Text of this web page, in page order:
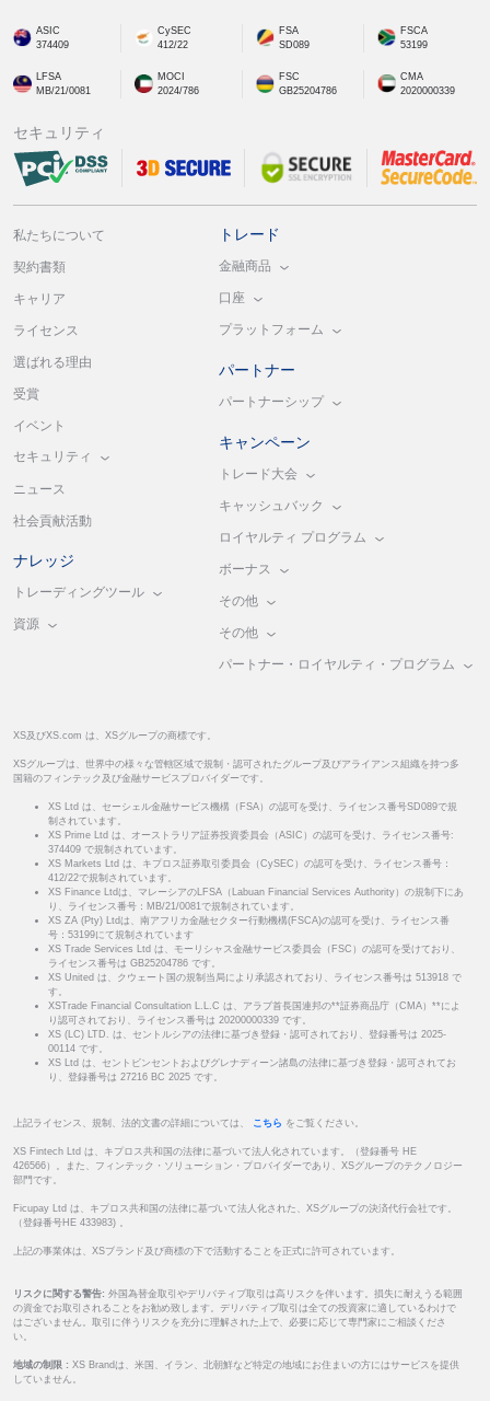
ASIC
374409
CySEC
412/22
FSA
SD089
FSCA
53199
LFSA
MB/21/0081
MOCI
2024/786
FSC
GB25204786
CMA
2020000339
セキュリティ
私たちについて
契約書類
キャリア
ライセンス
選ばれる理由
受賞
イベント
セキュリティ
ニュース
社会貢献活動
ナレッジ
トレーディングツール
資源
トレード
金融商品
口座
プラットフォーム
パートナー
パートナーシップ
キャンペーン
トレード大会
キャッシュバック
ロイヤルティ プログラム
ボーナス
その他
その他
パートナー・ロイヤルティ・プログラム
XS及びXS.com は、XSグループの商標です。
XSグループは、世界中の様々な管轄区域で規制・認可されたグループ及びアライアンス組織を持つ多
国籍のフィンテック及び金融サービスプロバイダーです。
XS Ltd は、セーシェル金融サービス機構（FSA）の認可を受け、ライセンス番号SD089で規
制されています。
XS Prime Ltd は、オーストラリア証券投資委員会（ASIC）の認可を受け、ライセンス番号:
374409 で規制されています。
XS Markets Ltd は、キプロス証券取引委員会（CySEC）の認可を受け、ライセンス番号：
412/22で規制されています。
XS Finance Ltdは、マレーシアのLFSA（Labuan Financial Services Authority）の規制下にあ
り、ライセンス番号：MB/21/0081で規制されています。
XS ZA (Pty) Ltdは、南アフリカ金融セクター行動機構(FSCA)の認可を受け、ライセンス番
号：53199にて規制されています
XS Trade Services Ltd は、モーリシャス金融サービス委員会（FSC）の認可を受けており、
ライセンス番号は GB25204786 です。
XS United は、クウェート国の規制当局により承認されており、ライセンス番号は 513918 で
す。
XSTrade Financial Consultation L.L.C は、アラブ首長国連邦の**証券商品庁（CMA）**によ
り認可されており、ライセンス番号は 20200000339 です。
XS (LC) LTD. は、セントルシアの法律に基づき登録・認可されており、登録番号は 2025-
00114 です。
XS Ltd は、セントビンセントおよびグレナディーン諸島の法律に基づき登録・認可されてお
り、登録番号は 27216 BC 2025 です。
上記ライセンス、規制、法的文書の詳細については、 こちら をご覧ください。
XS Fintech Ltd は、キプロス共和国の法律に基づいて法人化されています。（登録番号 HE
426566）。また、フィンテック・ソリューション・プロバイダーであり、XSグループのテクノロジー
部門です。
Ficupay Ltd は、キプロス共和国の法律に基づいて法人化された、XSグループの決済代行会社です。
（登録番号HE 433983) 。
上記の事業体は、XSブランド及び商標の下で活動することを正式に許可されています。
リスクに関する警告: 外国為替金取引やデリバティブ取引は高リスクを伴います。損失に耐えうる範囲
の資金でお取引されることをお勧め致します。デリバティブ取引は全ての投資家に適しているわけで
はございません。取引に伴うリスクを充分に理解された上で、必要に応じて専門家にご相談くださ
い。
地域の制限 : XS Brandは、米国、イラン、北朝鮮など特定の地域にお住まいの方にはサービスを提供
していません。